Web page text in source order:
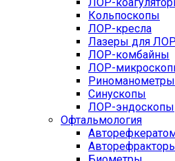
Кольпоскопы
ЛОР-кресла
Лазеры для ЛОР
ЛОР-комбайны
ЛОР-
Риноманометры
Синускопы
ЛОР-эндоскопы
Офтальмология